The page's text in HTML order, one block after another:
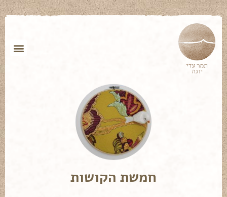
חמשת הקושות